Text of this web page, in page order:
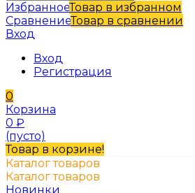
ИзбранноеТовар в избранном
СравнениеТовар в сравнении
Вход
Вход
Регистрация
0
Корзина
0 ₽
(пусто)
Товар в корзине!
Каталог товаров
Каталог товаров
Новинки